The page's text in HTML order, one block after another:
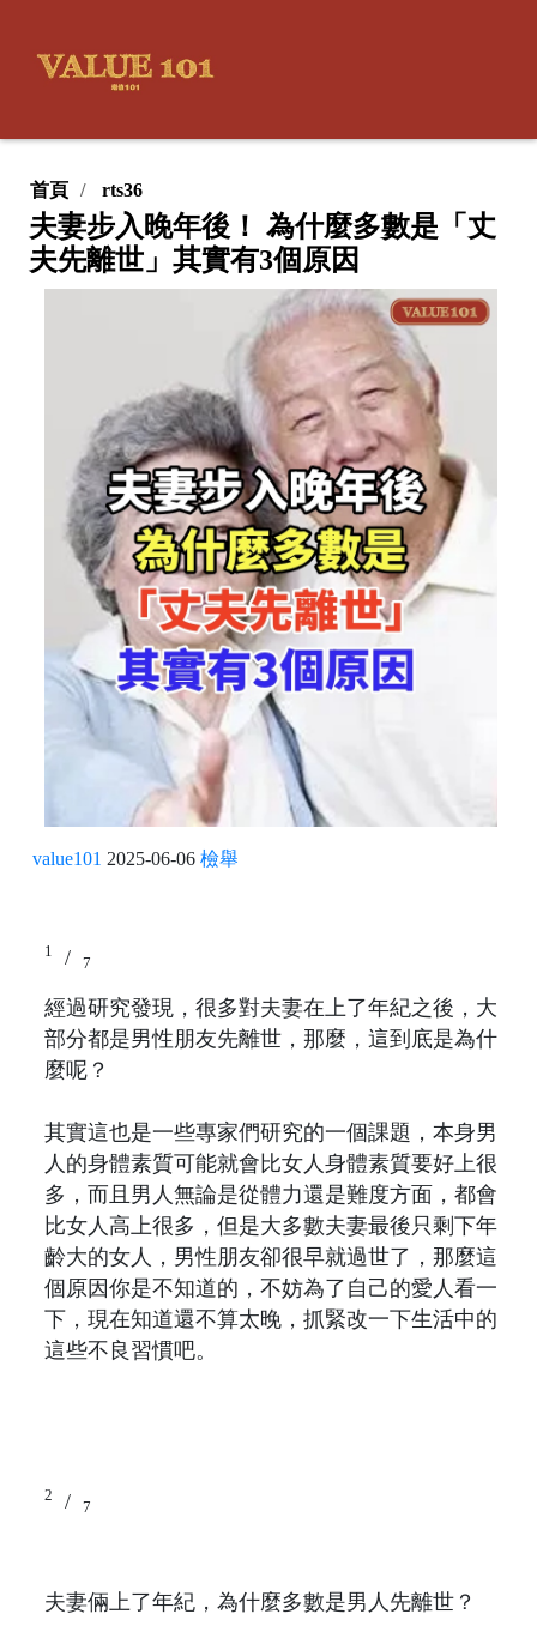
首頁 rts36
夫妻步入晚年後！ 為什麼多數是「丈
夫先離世」其實有3個原因
value101 2025-06-06 檢舉
1 / 7
經過研究發現，很多對夫妻在上了年紀之後，大
部分都是男性朋友先離世，那麼，這到底是為什
麼呢？
其實這也是一些專家們研究的一個課題，本身男
人的身體素質可能就會比女人身體素質要好上很
多，而且男人無論是從體力還是難度方面，都會
比女人高上很多，但是大多數夫妻最後只剩下年
齡大的女人，男性朋友卻很早就過世了，那麼這
個原因你是不知道的，不妨為了自己的愛人看一
下，現在知道還不算太晚，抓緊改一下生活中的
這些不良習慣吧。
2 / 7
夫妻倆上了年紀，為什麼多數是男人先離世？